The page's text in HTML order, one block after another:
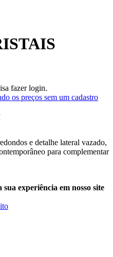
fazer login.
os preços sem um cadastro
e detalhe lateral vazado,
para complementar
experiência em nosso site